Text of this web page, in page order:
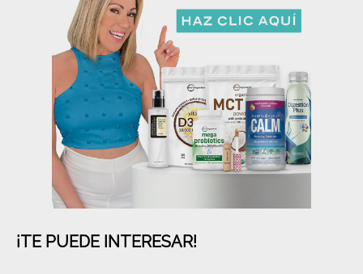
¡TE PUEDE INTERESAR!